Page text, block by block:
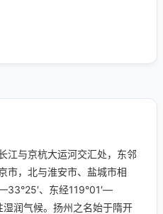
江与京杭大运河交汇处，东邻
市，北与淮安市、盐城市相
、东经119°01′—
湿润气候。扬州之名始于隋开